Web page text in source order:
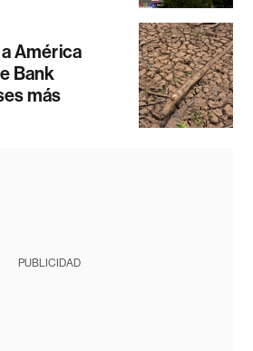
América
Bank
más
PUBLICIDAD